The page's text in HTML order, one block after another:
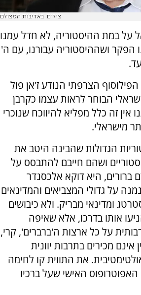
צילום: באדיבות המצולם
על במת ההיסטוריה, לא חדל עמנו
הפקר ושההיסטוריה עבורנו, עם ה'
הצרפתי הנודע ז'אן פול
הבוחר לראות עצמו כקרבן
אין זה כלל מפליא להיווכח שנוכרי
מישראלי.
הגדולות שהבינה היטב את
ושהם חייבם להתבסס על
היא דוקא אלכסנדר
על גדולי המצביאים והמדינאים
ומדינאי מבריק. ולא כיבושים
אותו בדרכו, אלא שאיפה
על כל ארצות ה'ברברים', קרי,
מכירים בתרבות יוונית
את התווית קו לחימה
האישי שעל ברכיו